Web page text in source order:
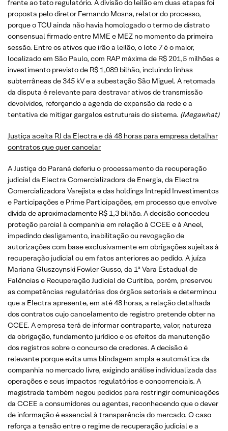
frente ao teto regulatório. A divisão do leilão em duas etapas foi
proposta pelo diretor Fernando Mosna, relator do processo,
porque o TCU ainda não havia homologado o termo de distrato
consensual firmado entre MME e MEZ no momento da primeira
sessão. Entre os ativos que irão a leilão, o lote 7 é o maior,
localizado em São Paulo, com RAP máxima de R$ 201,5 milhões e
investimento previsto de R$ 1,089 bilhão, incluindo linhas
subterrâneas de 345 kV e a subestação São Miguel. A retomada
da disputa é relevante para destravar ativos de transmissão
devolvidos, reforçando a agenda de expansão da rede e a
tentativa de mitigar gargalos estruturais do sistema. (Megawhat)
Justiça aceita RJ da Electra e dá 48 horas para empresa detalhar
contratos que quer cancelar
A Justiça do Paraná deferiu o processamento da recuperação
judicial da Electra Comercializadora de Energia, da Electra
Comercializadora Varejista e das holdings Intrepid Investimentos
e Participações e Prime Participações, em processo que envolve
dívida de aproximadamente R$ 1,3 bilhão. A decisão concedeu
proteção parcial à companhia em relação à CCEE e à Aneel,
impedindo desligamento, inabilitação ou revogação de
autorizações com base exclusivamente em obrigações sujeitas à
recuperação judicial ou em fatos anteriores ao pedido. A juíza
Mariana Gluszcynski Fowler Gusso, da 1ª Vara Estadual de
Falências e Recuperação Judicial de Curitiba, porém, preservou
as competências regulatórias dos órgãos setoriais e determinou
que a Electra apresente, em até 48 horas, a relação detalhada
dos contratos cujo cancelamento de registro pretende obter na
CCEE. A empresa terá de informar contraparte, valor, natureza
da obrigação, fundamento jurídico e os efeitos da manutenção
dos registros sobre o concurso de credores. A decisão é
relevante porque evita uma blindagem ampla e automática da
companhia no mercado livre, exigindo análise individualizada das
operações e seus impactos regulatórios e concorrenciais. A
magistrada também negou pedidos para restringir comunicações
da CCEE a consumidores ou agentes, reconhecendo que o dever
de informação é essencial à transparência do mercado. O caso
reforça a tensão entre o regime de recuperação judicial e a